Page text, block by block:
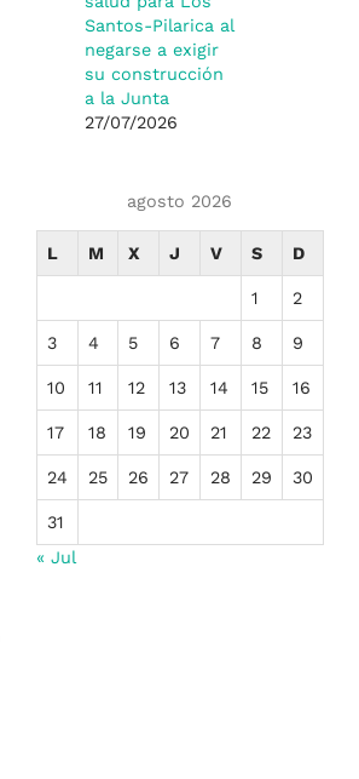
Santos-Pilarica al
negarse a exigir
su construcción
a la Junta
27/07/2026
agosto 2026
L M X J V S D
1 2
3 4 5 6 7 8 9
10 11 12 13 14 15 16
17 18 19 20 21 22 23
24 25 26 27 28 29 30
31
« Jul